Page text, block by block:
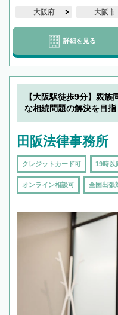
大阪府 大阪市
詳細を見る
【大阪駅徒歩9分】親
な相続問題の解決を目
田阪法律事務所
クレジットカード可 19時以
オンライン相談可 全国出張